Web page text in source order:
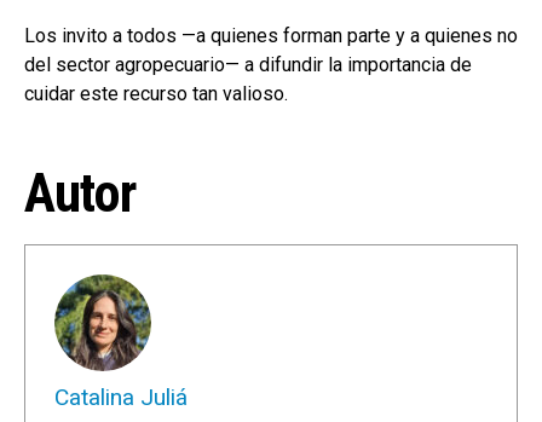
Los invito a todos —a quienes forman parte y a quienes no
del sector agropecuario— a difundir la importancia de
cuidar este recurso tan valioso.
Autor
Catalina Juliá